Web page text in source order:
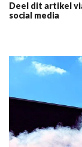
Deel dit artikel
social media